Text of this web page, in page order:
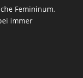
Femininum,
immer